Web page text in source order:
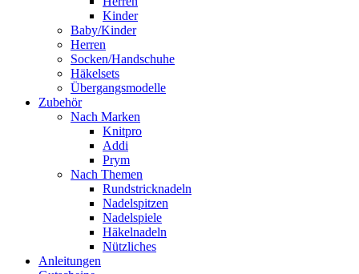
Kinder
Baby/Kinder
Herren
Socken/Handschuhe
Häkelsets
Übergangsmodelle
Zubehör
Nach Marken
Knitpro
Addi
Prym
Nach Themen
Rundstricknadeln
Nadelspitzen
Nadelspiele
Häkelnadeln
Nützliches
Anleitungen